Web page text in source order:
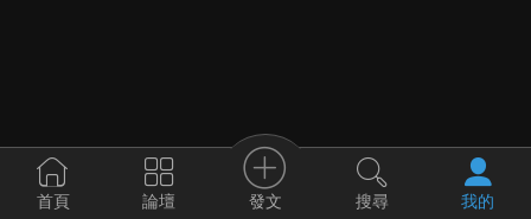
首頁 論壇 發文 搜尋 我的